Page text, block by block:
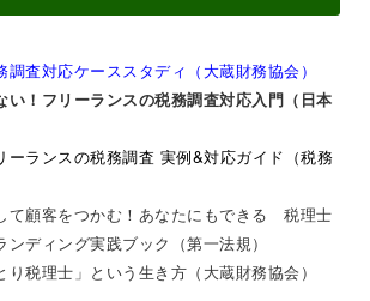
調査対応ケーススタディ（大蔵財務協会）
い！フリーランスの税務調査対応入門（日本
ーランスの税務調査 実例&対応ガイド（税務
て顧客をつかむ！あなたにもできる 税理士
ディング実践ブック（第一法規）
り税理士」という生き方（大蔵財務協会）